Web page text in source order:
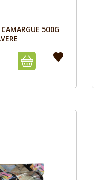
500G
favorite